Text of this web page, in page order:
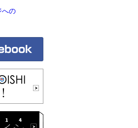
への